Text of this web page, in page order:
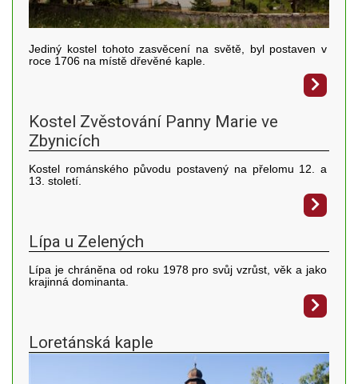
Jediný kostel tohoto zasvěcení na světě, byl postaven v
roce 1706 na místě dřevěné kaple.
Kostel Zvěstování Panny Marie ve
Zbynicích
Kostel románského původu postavený na přelomu 12. a
13. století.
Lípa u Zelených
Lípa je chráněna od roku 1978 pro svůj vzrůst, věk a jako
krajinná dominanta.
Loretánská kaple